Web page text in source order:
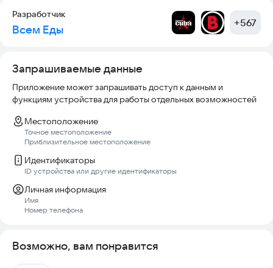
Служба доставки суши и роллов «SUSHIPIZZAWOK» —
компания, которая радует одинцовцев уже на протяжении
паназиатской кухни. В меню вы найдете классические,
запеченные и жареные роллы, различные суши, сеты и
многое другое. Побалуй себя и своих близких вкусными
блюдами! Устрой праздник в кругу семьи или собери
Разработчик
Всем Еды +567
Запрашиваемые данные
Приложение может запрашивать доступ к данным и
функциям устройства для работы отдельных возможностей
Местоположение
Точное местоположение
Приблизительное местоположение
Идентификаторы
ID устройства или другие идентификаторы
Личная информация
Имя
Номер телефона
Возможно, вам понравится